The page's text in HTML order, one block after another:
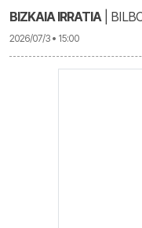
BIZKAIA IRRATIA |
2026/07/3 • 15:00